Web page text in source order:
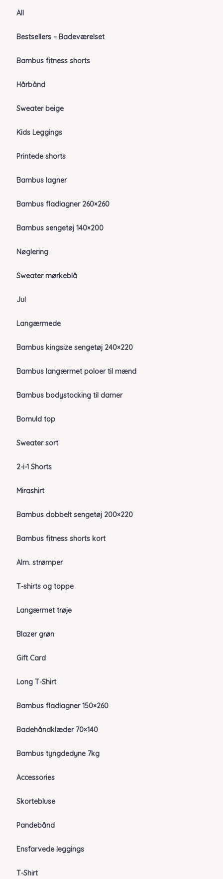
All
Bestsellers – Badeværelset
Bambus fitness shorts
Hårbånd
Sweater beige
Kids Leggings
Printede shorts
Bambus lagner
Bambus fladlagner 260×260
Bambus sengetøj 140×200
Nøglering
Sweater mørkeblå
Jul
Langærmede
Bambus kingsize sengetøj 240×220
Bambus langærmet poloer til mænd
Bambus bodystocking til damer
Bomuld top
Sweater sort
2-i-1 Shorts
Mirashirt
Bambus dobbelt sengetøj 200×220
Bambus fitness shorts kort
Alm. strømper
T-shirts og toppe
Langærmet trøje
Blazer grøn
Gift Card
Long T-Shirt
Bambus fladlagner 150×260
Badehåndklæder 70×140
Bambus tyngdedyne 7kg
Accessories
Skortebluse
Pandebånd
Ensfarvede leggings
T-Shirt